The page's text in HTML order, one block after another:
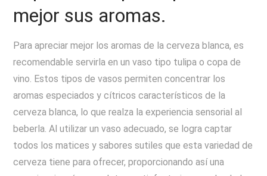
mejor sus aromas.
Para apreciar mejor los aromas de la cerveza blanca, es
recomendable servirla en un vaso tipo tulipa o copa de
vino. Estos tipos de vasos permiten concentrar los
aromas especiados y cítricos característicos de la
cerveza blanca, lo que realza la experiencia sensorial al
beberla. Al utilizar un vaso adecuado, se logra captar
todos los matices y sabores sutiles que esta variedad de
cerveza tiene para ofrecer, proporcionando así una